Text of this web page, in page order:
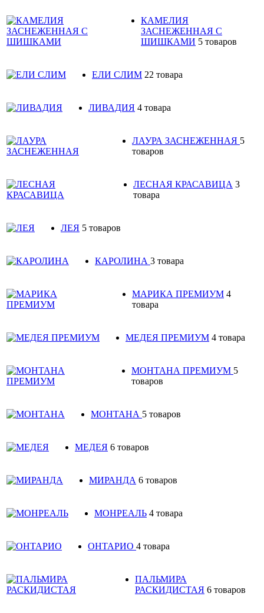
КАМЕЛИЯ
ЗАСНЕЖЕННАЯ С
ШИШКАМИ 5 товаров
ЕЛИ СЛИМ 22 товара
ЛИВАДИЯ 4 товара
ЛАУРА ЗАСНЕЖЕННАЯ 5
товаров
ЛЕСНАЯ КРАСАВИЦА 3
товара
ЛЕЯ 5 товаров
КАРОЛИНА 3 товара
МАРИКА ПРЕМИУМ 4
товара
МЕДЕЯ ПРЕМИУМ 4 товара
МОНТАНА ПРЕМИУМ 5
товаров
МОНТАНА 5 товаров
МЕДЕЯ 6 товаров
МИРАНДА 6 товаров
МОНРЕАЛЬ 4 товара
ОНТАРИО 4 товара
ПАЛЬМИРА
РАСКИДИСТАЯ 6 товаров